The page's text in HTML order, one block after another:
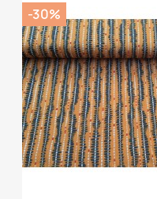
-30%